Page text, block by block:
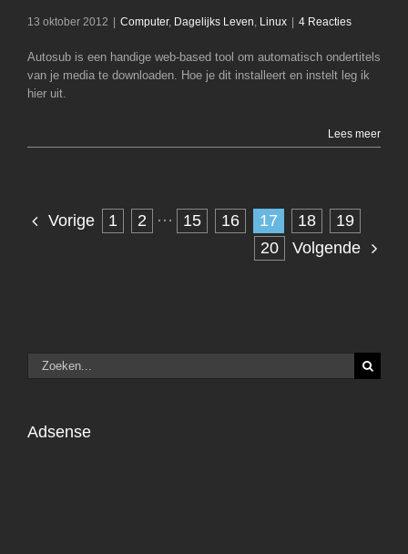
13 oktober 2012 Computer, Dagelijks Leven, Linux 4 Reacties
Autosub is een handige web-based tool om automatisch ondertitels
van je media te downloaden. Hoe je dit installeert en instelt leg ik
hier uit.
Lees meer
Vorige 1 2 ··· 15 16 17 18
19
20
Volgende
Zoeken
naar:
Adsense